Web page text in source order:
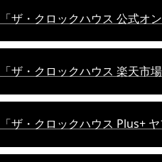
「ザ・クロックハウス 公式オ
「ザ・クロックハウス 楽天市
「ザ・クロックハウス Plus+